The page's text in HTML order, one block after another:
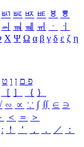
ㅴ ㅵ ㅶ ㅷ ㅸ
ㅹ
ㆉ ㆊ ㆋ ㆌ ㆍ
ㆎ
Χ Ψ Ω α β γ δ ε ζ η
פ ם ן ו ט
［ ］ ｛ ｝
∽ ∝ ∵ ∫ ∬ ∈ ∋
＜ ＝
＞
ː ！ ＇ ， ． ／
：